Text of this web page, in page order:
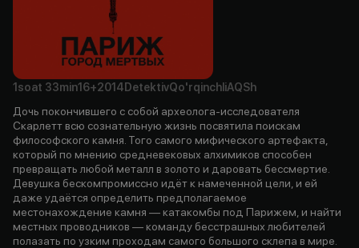
1soat 33min16+2014 DetektivQo'rqinchliAQSh
Дочь покончившего с собой археолога-исследователя
Скарлетт всю сознательную жизнь посвятила поискам
философского камня. Того самого мифического артефакта,
который по мнению средневековых алхимиков способен
превращать любой металл в золото и даровать бессмертие.
Девушка бескомпромиссно идёт к намеченной цели, и ей
даже удаётся определить предполагаемое
местонахождение камня — катакомбы под Парижем, и найти
местных проводников — команду бесстрашных любителей
полазать по узким проходам самого большого склепа в мире.